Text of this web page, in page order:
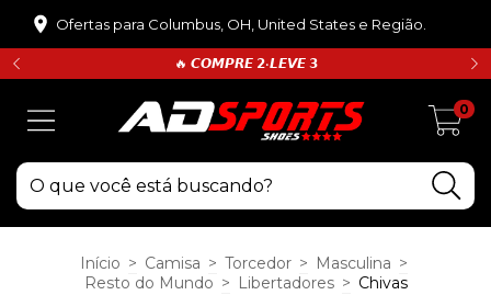
Ofertas para Columbus, OH, United States e Região.
🔥 𝘾𝙊𝙈𝙋𝙍𝙀 𝟮•𝙇𝙀𝙑𝙀 𝟯
0
Início > Camisa > Torcedor > Masculina >
Resto do Mundo > Libertadores > Chivas